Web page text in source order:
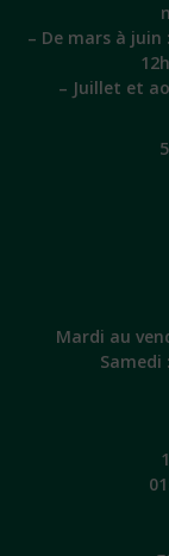
– De mars à
– Juillet et
Mardi au
Samedi